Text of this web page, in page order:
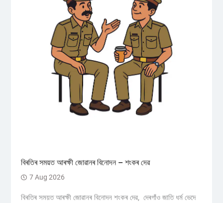
বিৰতিৰ সময়ত আৰক্ষী জোৱানৰ বিনোদন – শংকৰ দেৱ
7 Aug 2026
বিৰতিৰ সময়ত আৰক্ষী জোৱানৰ বিনোদন শংকৰ দেৱ, দেৰগাঁও জাতি ধৰ্ম ভেদে